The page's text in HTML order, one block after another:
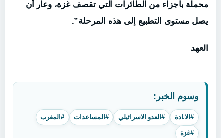
محملة بأجزاء من الطائرات التي تقصف غزة، وعار أن
يصل مستوى التطبيع إلى هذه المرحلة”.
العهد
وسوم الخبر:
#الابادة #العدو الاسرائيلي #المساعدات #المغرب
#غزة